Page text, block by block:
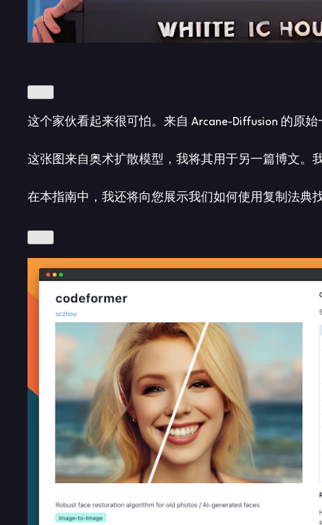
这个家伙看起来很可怕。来自 Arcane-Diffusion 的原始
这张图来自奥术扩散模型，我将其用于另一篇博文。
在本指南中，我还将向您展示我们如何使用复制法典